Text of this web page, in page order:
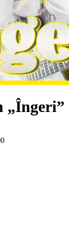
„Îngeri”